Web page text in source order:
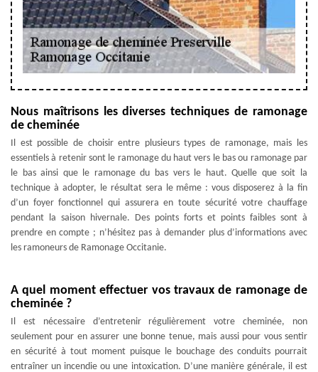
Nous maîtrisons les diverses techniques de ramonage
de cheminée
Il est possible de choisir entre plusieurs types de ramonage, mais les
essentiels à retenir sont le ramonage du haut vers le bas ou ramonage par
le bas ainsi que le ramonage du bas vers le haut. Quelle que soit la
technique à adopter, le résultat sera le même : vous disposerez à la fin
d’un foyer fonctionnel qui assurera en toute sécurité votre chauffage
pendant la saison hivernale. Des points forts et points faibles sont à
prendre en compte ; n’hésitez pas à demander plus d’informations avec
les ramoneurs de Ramonage Occitanie.
A quel moment effectuer vos travaux de ramonage de
cheminée ?
Il est nécessaire d’entretenir régulièrement votre cheminée, non
seulement pour en assurer une bonne tenue, mais aussi pour vous sentir
en sécurité à tout moment puisque le bouchage des conduits pourrait
entraîner un incendie ou une intoxication. D’une manière générale, il est